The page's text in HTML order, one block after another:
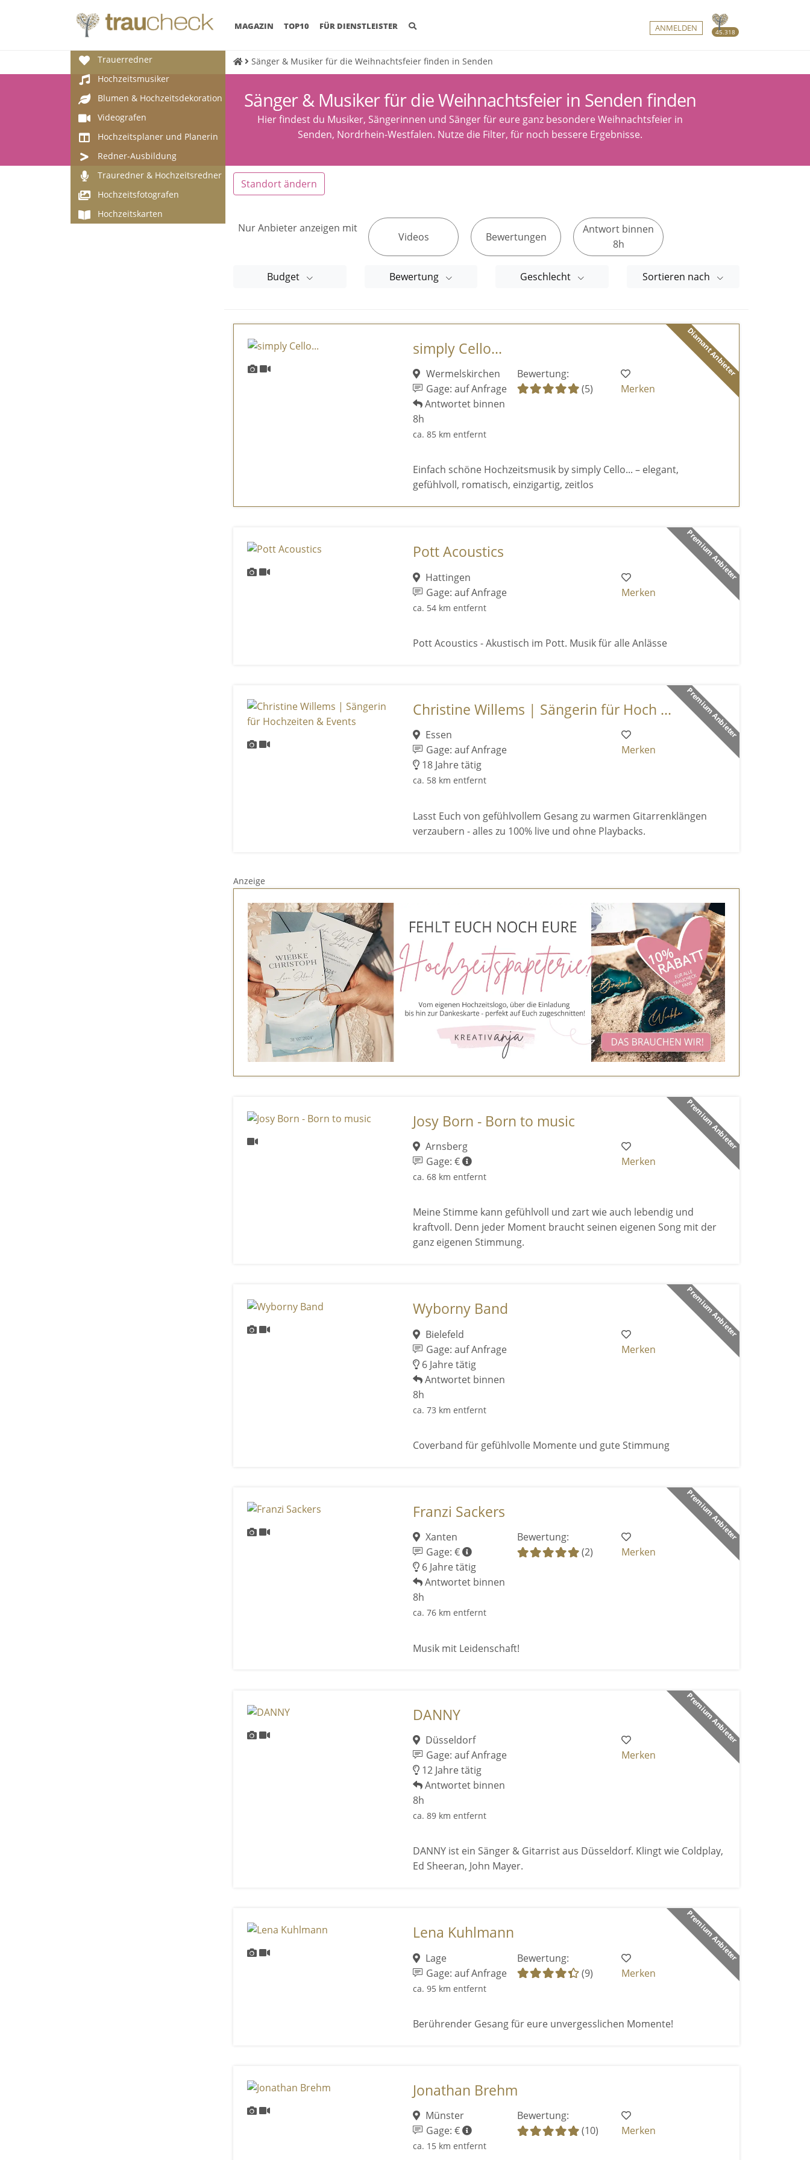
45.318
MAGAZIN (CURRENT)
TOP10 FÜR DIENSTLEISTER ANMELDEN
Trauerredner
Hochzeitsmusiker
Blumen & Hochzeitsdekoration
Videografen
Hochzeitsplaner und Planerin
Redner-Ausbildung
Trauredner & Hochzeitsredner
Hochzeitsfotografen
Hochzeitskarten
Sänger & Musiker für die Weihnachtsfeier finden in Senden
Sänger & Musiker für die Weihnachtsfeier in Senden finden
Hier findest du Musiker, Sängerinnen und Sänger für eure ganz besondere Weihnachtsfeier in
Senden, Nordrhein-Westfalen. Nutze die Filter, für noch bessere Ergebnisse.
Standort ändern
Nur Anbieter anzeigen mit
Videos Bewertungen
Antwort binnen
8h
Budget Bewertung Geschlecht Sortieren nach
Diamant Anbieter
simply Cello...
Wermelskirchen
Gage: auf Anfrage
Antwortet binnen
8h
ca. 85 km entfernt
Bewertung:
(5)
Merken
Einfach schöne Hochzeitsmusik by simply Cello... – elegant,
gefühlvoll, romatisch, einzigartig, zeitlos
Premium Anbieter
Pott Acoustics
Hattingen
Gage: auf Anfrage
ca. 54 km entfernt
Merken
Pott Acoustics - Akustisch im Pott. Musik für alle Anlässe
Premium Anbieter
Christine Willems | Sängerin für Hoch ...
Essen
Gage: auf Anfrage
18 Jahre tätig
ca. 58 km entfernt
Merken
Lasst Euch von gefühlvollem Gesang zu warmen Gitarrenklängen
verzaubern - alles zu 100% live und ohne Playbacks.
Anzeige
Premium Anbieter
Josy Born - Born to music
Arnsberg
Gage: €
ca. 68 km entfernt
Merken
Meine Stimme kann gefühlvoll und zart wie auch lebendig und
kraftvoll. Denn jeder Moment braucht seinen eigenen Song mit der
ganz eigenen Stimmung.
Premium Anbieter
Wyborny Band
Bielefeld
Gage: auf Anfrage
6 Jahre tätig
Antwortet binnen
8h
ca. 73 km entfernt
Merken
Coverband für gefühlvolle Momente und gute Stimmung
Premium Anbieter
Franzi Sackers
Xanten
Gage: €
6 Jahre tätig
Antwortet binnen
8h
ca. 76 km entfernt
Bewertung:
(2)
Merken
Musik mit Leidenschaft!
Premium Anbieter
DANNY
Düsseldorf
Gage: auf Anfrage
12 Jahre tätig
Antwortet binnen
8h
ca. 89 km entfernt
Merken
DANNY ist ein Sänger & Gitarrist aus Düsseldorf. Klingt wie Coldplay,
Ed Sheeran, John Mayer.
Premium Anbieter
Lena Kuhlmann
Lage
Gage: auf Anfrage
ca. 95 km entfernt
Bewertung:
(9)
Merken
Berührender Gesang für eure unvergesslichen Momente!
Jonathan Brehm
Münster
Gage: €
ca. 15 km entfernt
Bewertung:
(10)
Merken